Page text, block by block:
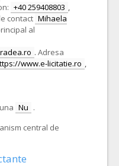
+40 259408803 ,
contact Mihaela
al
. Adresa
www.e-licitatie.ro ,
Nu .
central de